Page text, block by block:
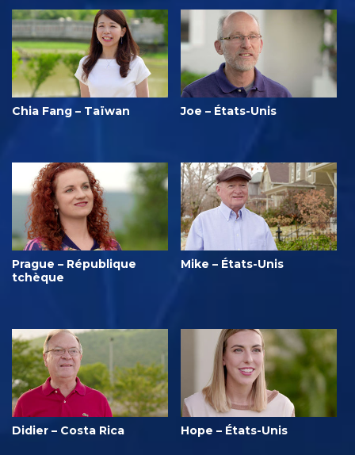
Chia Fang – Taïwan Joe – États-Unis
Prague – République
tchèque
Mike – États-Unis
Didier – Costa Rica Hope – États-Unis